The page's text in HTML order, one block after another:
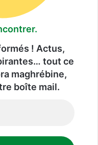
! Actus,
tout ce
maghrébine,
boîte mail.